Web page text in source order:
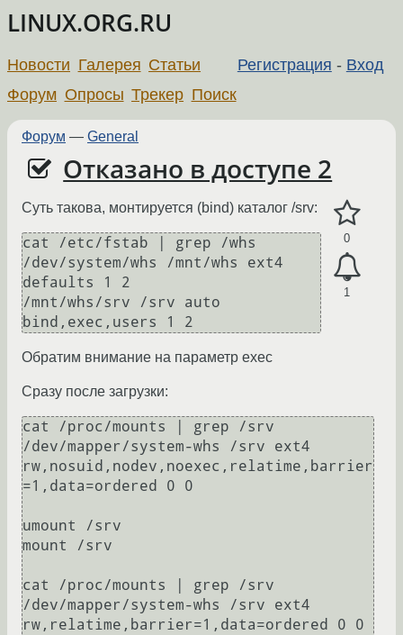
LINUX.ORG.RU
Регистрация - Вход
Новости Галерея Статьи
Форум Опросы Трекер Поиск
Форум — General
Отказано в доступе 2
0
1
Суть такова, монтируется (bind) каталог /srv:
cat /etc/fstab | grep /whs
/dev/system/whs /mnt/whs ext4
defaults 1 2
/mnt/whs/srv /srv auto
bind,exec,users 1 2
Обратим внимание на параметр exec
Сразу после загрузки:
cat /proc/mounts | grep /srv
/dev/mapper/system-whs /srv ext4
rw,nosuid,nodev,noexec,relatime,barrier
=1,data=ordered 0 0
umount /srv
mount /srv
cat /proc/mounts | grep /srv
/dev/mapper/system-whs /srv ext4
rw,relatime,barrier=1,data=ordered 0 0